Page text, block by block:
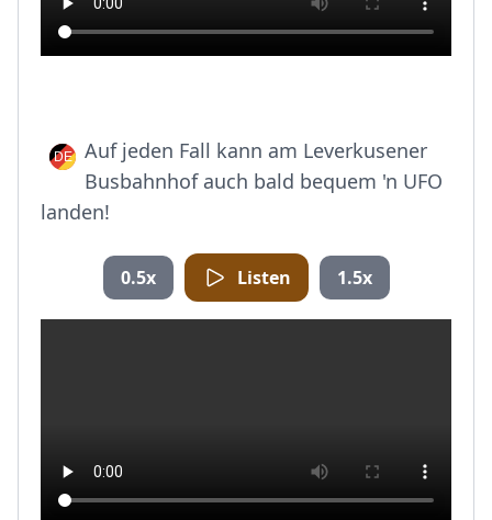
Auf jeden Fall kann am Leverkusener
Busbahnhof auch bald bequem 'n UFO
landen!
0.5x Listen 1.5x